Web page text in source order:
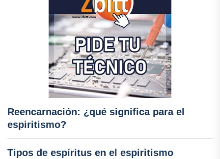
Reencarnación: ¿qué significa para el
espiritismo?
Tipos de espíritus en el espiritismo